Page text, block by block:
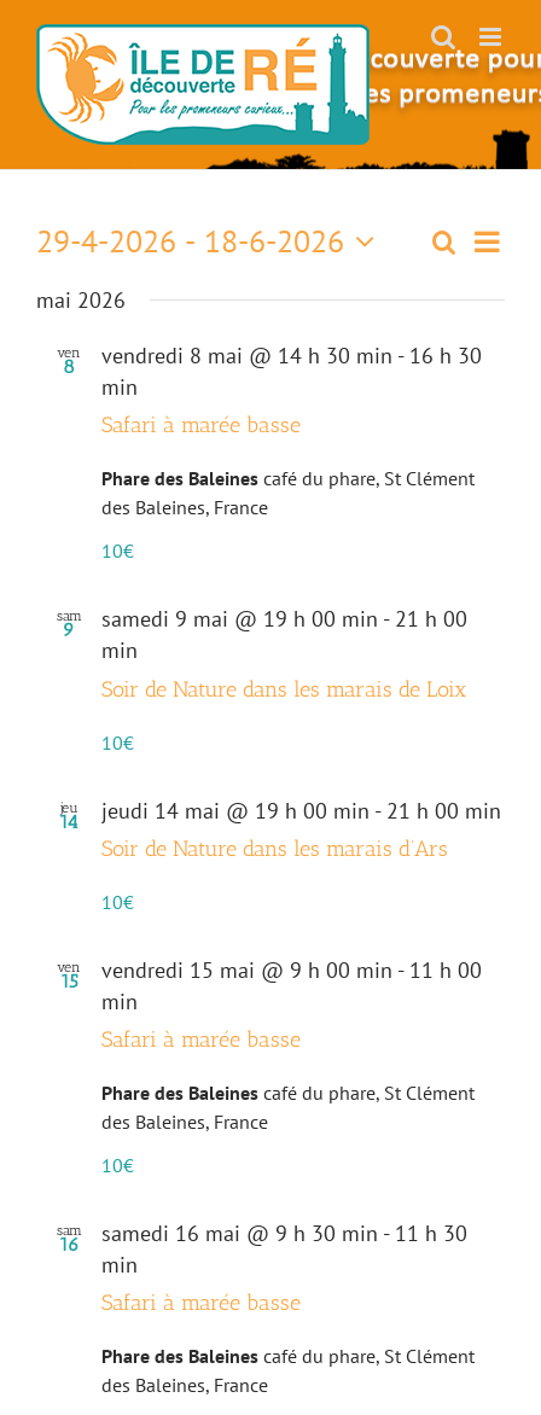
et
Recherche
Liste
29-4-2026 - 18-6-2026
une
mai 2026
ven
8 vendredi 8 mai @ 14 h 30 min - 16 h 30
min
Safari à marée basse
Phare des Baleines café du phare, St Clément
des Baleines, France
10€
sam
9 samedi 9 mai @ 19 h 00 min - 21 h 00
min
Soir de Nature dans les marais de Loix
10€
jeu
14 jeudi 14 mai @ 19 h 00 min - 21 h 00 min
Soir de Nature dans les marais d’Ars
10€
ven
15 vendredi 15 mai @ 9 h 00 min - 11 h 00
min
Safari à marée basse
Phare des Baleines café du phare, St Clément
des Baleines, France
10€
sam
16 samedi 16 mai @ 9 h 30 min - 11 h 30
min
Safari à marée basse
Phare des Baleines café du phare, St Clément
des Baleines, France